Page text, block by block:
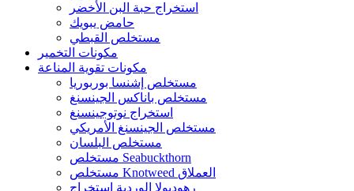
استخراج حبة البن الأخضر
حامض يبويك
مستخلص القبطي
مكونات التخمير
مكونات تقوية المناعة
مستخلص إشنسا بوربوريا
مستخلص باناكس الجينسنغ
استخراج نوتوجينسنغ
مستخلص الجينسنغ الأمريكي
مستخلص البلسان
مستخلص Seabuckthorn
مستخلص Knotweed العملاق
رهوديولا الوردية استخراج